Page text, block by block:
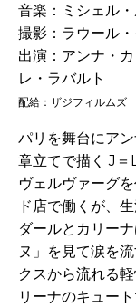
音楽：ミシェル
撮影：ラウール
出演：アンナ・
レ・ラバルト
配給：ザジフィルムズ
パリを舞台にア
章立てで描く J＝
ヴェルヴァーグ
ド店で働くが、
ダールとカリー
ヌ」を見て涙を
クスから流れる
リーナのキュー